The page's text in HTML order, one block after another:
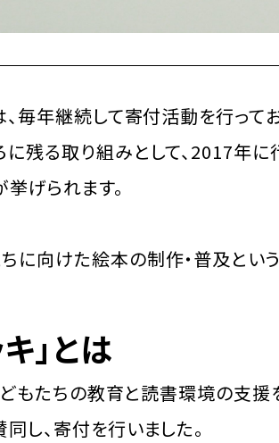
毎年継続して寄付活動を行ってお
残る取り組みとして、2017年に
げられます。
に向けた絵本の制作・普及とい
」とは
もたちの教育と読書環境の支援
し、寄付を行いました。